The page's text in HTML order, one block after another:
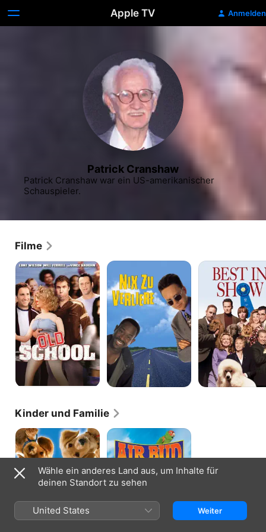
Apple TV Anmelden
Patrick Cranshaw
Patrick Cranshaw war ein US-amerikanischer
Schauspieler.
Filme
Old
School
Nix
verlieren
Best
Show
Kinder und Familie
Air
Buddies
Air
Bud
Spikes
Wähle ein anderes Land aus, um Inhalte für
deinen Standort zu sehen
United States Weiter